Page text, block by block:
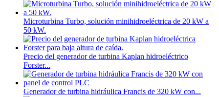
Microturbina Turbo, solución minihidroeléctrica de 20 kW a
50 kW.
Precio del generador de turbina Kaplan hidroeléctrico
Forster...
Generador de turbina hidráulica Francis de 320 kW con...